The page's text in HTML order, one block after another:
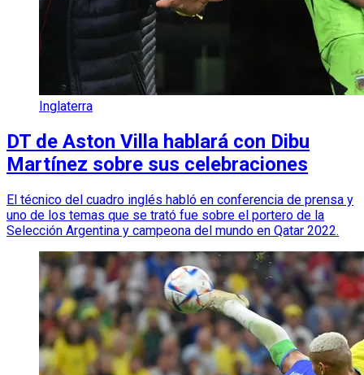
Inglaterra
DT de Aston Villa hablará con Dibu
Martínez sobre sus celebraciones
El técnico del cuadro inglés habló en conferencia de prensa y
uno de los temas que se trató fue sobre el portero de la
Selección Argentina y campeona del mundo en Qatar 2022.